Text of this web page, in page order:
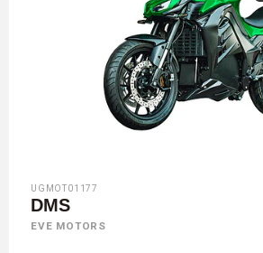
UGMOT01177
DMS
EVE MOTORS